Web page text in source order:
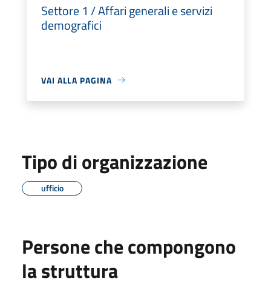
Settore 1 / Affari generali e servizi
demografici
VAI ALLA PAGINA
Tipo di organizzazione
ufficio
Persone che compongono
la struttura